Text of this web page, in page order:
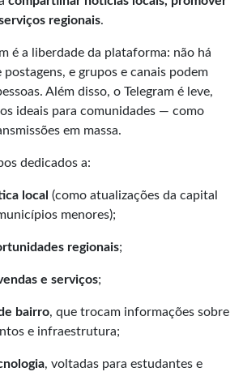
regionais.
é a liberdade da plataforma: não há
postagens, e grupos e canais podem
Além disso, o Telegram é leve,
ideais para comunidades — como
em massa.
dedicados a:
local (como atualizações da capital
menores);
regionais;
e serviços;
bairro, que trocam informações sobre
e infraestrutura;
, voltadas para estudantes e